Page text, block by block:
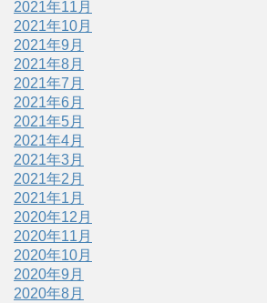
2021年11月
2021年10月
2021年9月
2021年8月
2021年7月
2021年6月
2021年5月
2021年4月
2021年3月
2021年2月
2021年1月
2020年12月
2020年11月
2020年10月
2020年9月
2020年8月